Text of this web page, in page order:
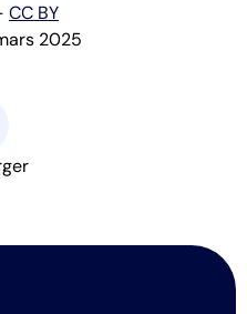
CC BY
2025